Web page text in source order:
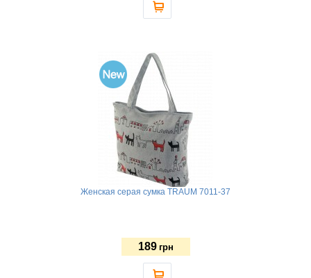
Женская серая сумка TRAUM 7011-37
189 грн